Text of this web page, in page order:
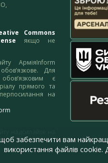
Commons
якщо не
АрміяInform
обов’язкове. Для
є
прямого та
на
забезпечити вам
використання файлів cookie.